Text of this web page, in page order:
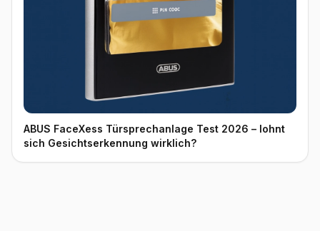
ABUS FaceXess Türsprechanlage Test 2026 – lohnt
sich Gesichtserkennung wirklich?